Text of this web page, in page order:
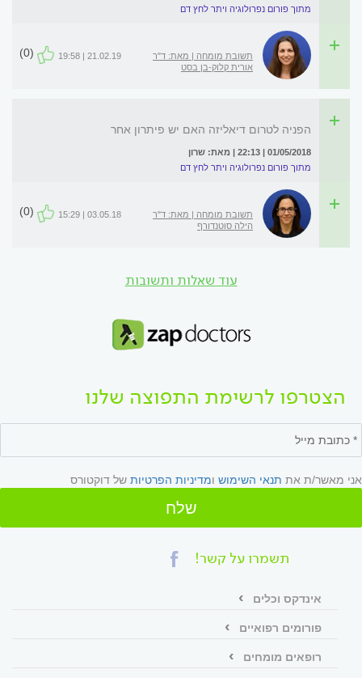
מתוך פורום נפרולוגיה ויתר לחץ דם
תשובת מומחה | מאת: ד"ר
אורית קלוק-בן בסט
21.02.19 | 19:58
(0)
הפניה לטרום דיאליזה האם יש פיתרון אחר
01/05/2018 | 22:13 | מאת: שרון
מתוך פורום נפרולוגיה ויתר לחץ דם
תשובת מומחה | מאת: ד"ר
הילה סוטנדורף
03.05.18 | 15:29
(0)
עוד שאלות ותשובות
הצטרפו לרשימת התפוצה שלנו
אני מאשר/ת את תנאי השימוש ומדיניות הפרטיות של דוקטורס
שלח
תשמרו על קשר!
אינדקס וכלים
פורומים רפואיים
רופאים מומחים